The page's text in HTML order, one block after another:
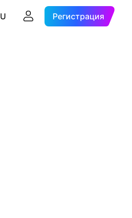
Регистрация